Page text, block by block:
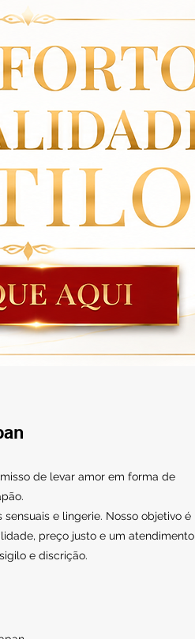
de levar amor em forma de
e lingerie. Nosso objetivo é
preço justo e um atendimento
e discrição.